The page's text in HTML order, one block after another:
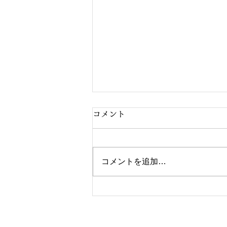
吉方位鑑定報告
コメント
コメントを追加…